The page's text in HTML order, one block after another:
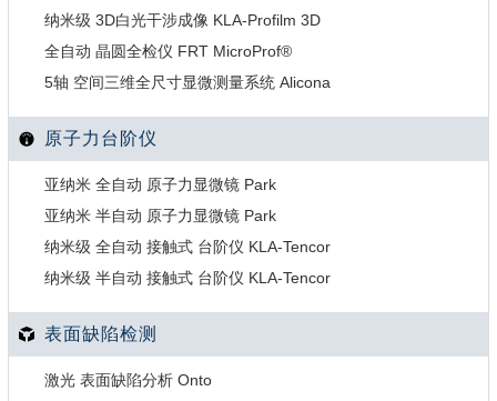
纳米级 3D白光干涉成像 KLA-Profilm 3D
全自动 晶圆全检仪 FRT MicroProf®
5轴 空间三维全尺寸显微测量系统 Alicona
原子力台阶仪
亚纳米 全自动 原子力显微镜 Park
亚纳米 半自动 原子力显微镜 Park
纳米级 全自动 接触式 台阶仪 KLA-Tencor
纳米级 半自动 接触式 台阶仪 KLA-Tencor
表面缺陷检测
激光 表面缺陷分析 Onto